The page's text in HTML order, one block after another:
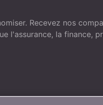
Recevez nos
l'assurance, la finance,